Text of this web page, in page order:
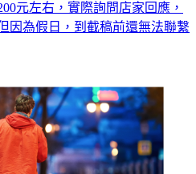
元左右，實際詢問店家回應，
因為假日，到截稿前還無法聯繫